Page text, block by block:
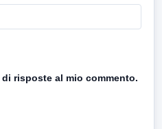
risposte al mio commento.